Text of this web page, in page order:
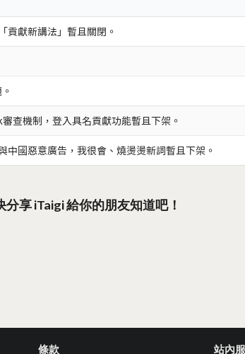
貢獻新講法」暫且關閉。
查機制，登入具名貢獻功能暫且下架。
中國惡意廣告，我很會、燒燙燙新詞暫且下架。
分享 iTaigi 給你的朋友知道吧！
條款 站內